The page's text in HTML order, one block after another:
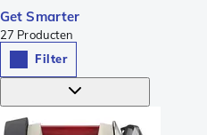
Get Smarter
27 Producten
Filter